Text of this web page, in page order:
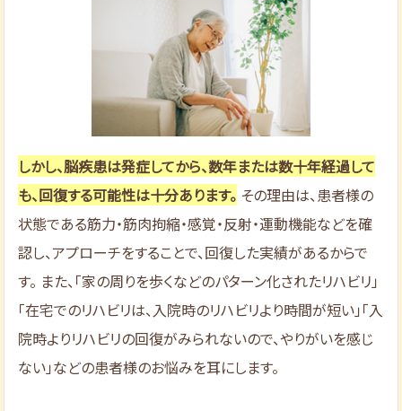
しかし、脳疾患は発症してから、数年または数十年経過して
も、回復する可能性は十分あります。 その理由は、患者様の
状態である筋力・筋肉拘縮・感覚・反射・運動機能などを確
認し、アプローチをすることで、回復した実績があるからで
す。 また、「家の周りを歩くなどのパターン化されたリハビリ」
「在宅でのリハビリは、入院時のリハビリより時間が短い」「入
院時よりリハビリの回復がみられないので、やりがいを感じ
ない」などの患者様のお悩みを耳にします。